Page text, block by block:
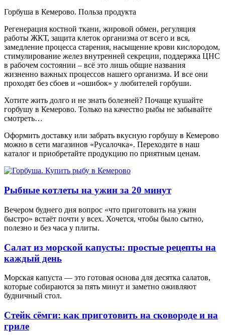
Горбуша в Кемерово. Польза продукта
Регенерация костной ткани, жировой обмен, регуляция
работы ЖКТ, защита клеток организма от всего и вся,
замедление процесса старения, насыщение крови кислородом,
стимулирование желез внутренней секреции, поддержка ЦНС
в рабочем состоянии – всё это лишь общие названия
жизненно важных процессов нашего организма. И все они
проходят без сбоев и «ошибок» у любителей горбуши.
Хотите жить долго и не знать болезней? Почаще кушайте
горбушу в Кемерово. Только на качество рыбы не забывайте
смотреть…
Оформить доставку или забрать вкусную горбушу в Кемерово
можно в сети магазинов «Русалочка». Переходите в наш
каталог и приобретайте продукцию по приятным ценам.
Рыбные котлеты на ужин за 20 минут
Вечером буднего дня вопрос «что приготовить на ужин
быстро» встаёт почти у всех. Хочется, чтобы было сытно,
полезно и без часа у плиты.
Салат из морской капусты: простые рецепты на
каждый день
Морская капуста — это готовая основа для десятка салатов,
которые собираются за пять минут и заметно оживляют
будничный стол.
Стейк сёмги: как приготовить на сковороде и на
гриле